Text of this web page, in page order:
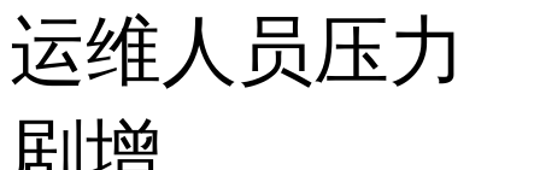
运维人员压力
剧增。